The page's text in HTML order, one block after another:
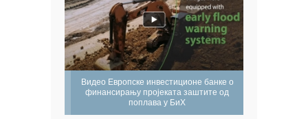
Видео Европске инвестиционе банке о
финансирању пројеката заштите од
поплава у БиХ